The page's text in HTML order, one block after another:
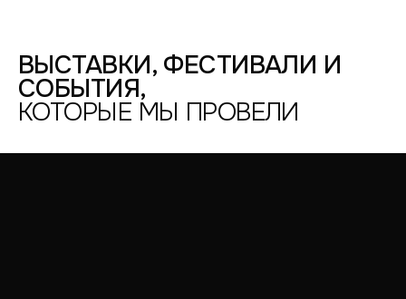
ВЫСТАВКИ, ФЕСТИВАЛИ И
СОБЫТИЯ,
КОТОРЫЕ МЫ ПРОВЕЛИ
/
1
ЭТАЖ
—
2025